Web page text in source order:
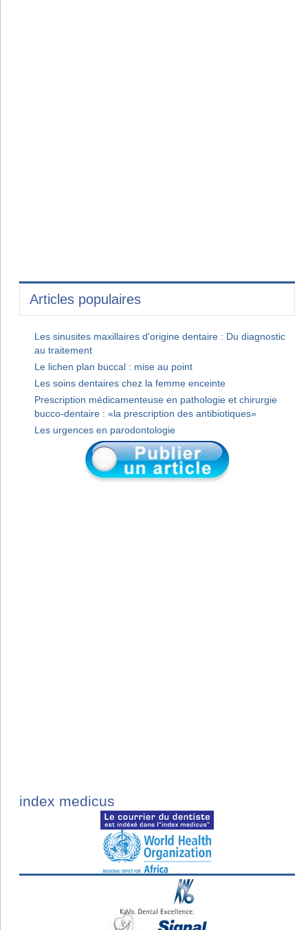
Articles populaires
Les sinusites maxillaires d'origine dentaire : Du diagnostic
au traitement
Le lichen plan buccal : mise au point
Les soins dentaires chez la femme enceinte
Prescription médicamenteuse en pathologie et chirurgie
bucco-dentaire : «la prescription des antibiotiques»
Les urgences en parodontologie
index medicus